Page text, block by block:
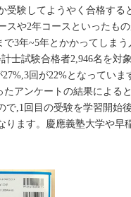
受験してようやく合格する
スや2年コースといったも
3年~5年とかかってしま
士試験合格者2,946名を対
回が22%となってい
アンケートの結果による
で,1回目の受験を学習開始
ります。慶應義塾大学や早